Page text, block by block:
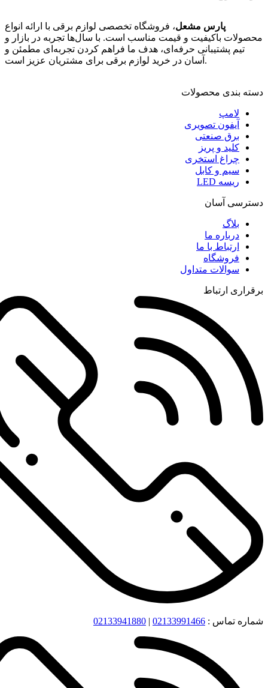
پارس مشعل، فروشگاه تخصصی لوازم برقی با ارائه انواع
محصولات باکیفیت و قیمت مناسب است. با سال‌ها تجربه در بازار و
تیم پشتیبانی حرفه‌ای، هدف ما فراهم کردن تجربه‌ای مطمئن و
آسان در خرید لوازم برقی برای مشتریان عزیز است.
دسته بندی محصولات
لامپ
آیفون تصویری
برق صنعتی
کلید و پریز
چراغ استخری
سیم و کابل
ریسه LED
دسترسی آسان
بلاگ
درباره ما
ارتباط با ما
فروشگاه
سوالات متداول
برقراری ارتباط
شماره تماس : 02133991466
|
02133941880